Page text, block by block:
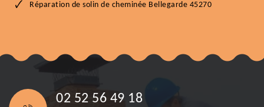
Réparation de solin de cheminée Bellegarde 45270
02 52 56 49 18